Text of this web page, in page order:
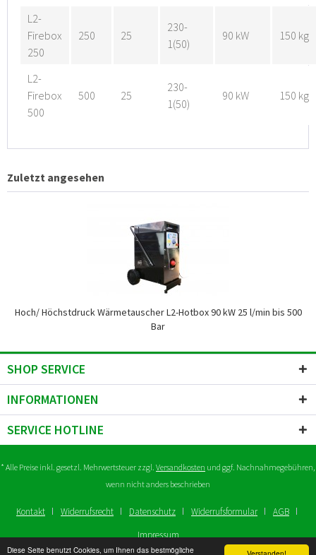
Diese Seite benutzt Cookies, um Ihnen das bestmögliche
L2-
Firebox
250
250 25
230-
1(50)
90 kW 150 kg
L2-
Firebox
500
500 25
230-
1(50)
90 kW 150 kg
Zuletzt angesehen
Hoch/ Höchstdruck Wärmetauscher L2-Hotbox 90 kW 25 l/min bis 500
Bar
SHOP SERVICE
INFORMATIONEN
SERVICE HOTLINE
* Alle Preise inkl. gesetzl. Mehrwertsteuer zzgl. Versandkosten und ggf. Nachnahmegebühren,
wenn nicht anders beschrieben
Kontakt Widerrufsrecht Datenschutz Widerrufsformular
AGB
Impressum
Copyright © reinigungsmaschinen.org - Alle Rechte vorbehalten